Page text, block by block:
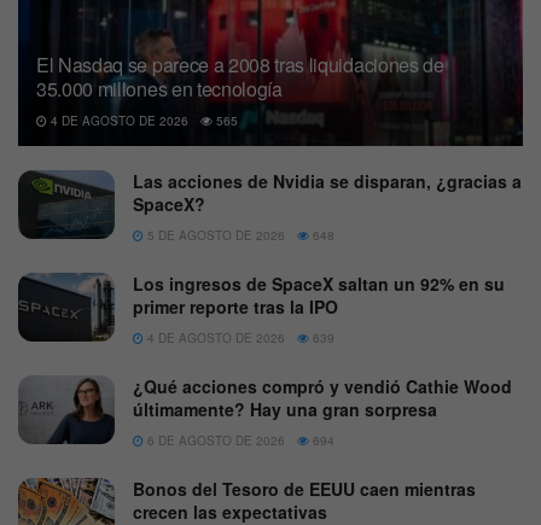
El Nasdaq se parece a 2008 tras liquidaciones de
35.000 millones en tecnología
4 DE AGOSTO DE 2026 565
Las acciones de Nvidia se disparan, ¿gracias a
SpaceX?
5 DE AGOSTO DE 2026 648
Los ingresos de SpaceX saltan un 92% en su
primer reporte tras la IPO
4 DE AGOSTO DE 2026 639
¿Qué acciones compró y vendió Cathie Wood
últimamente? Hay una gran sorpresa
6 DE AGOSTO DE 2026 694
Bonos del Tesoro de EEUU caen mientras
crecen las expectativas